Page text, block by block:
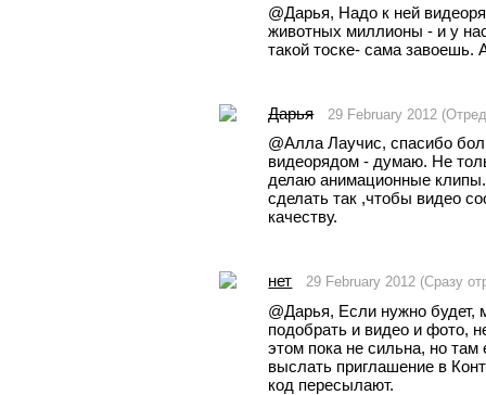
@Дарья, Надо к ней
животных миллионы - и у
такой тоске- сама завоешь.
Дарья 29 February 2012
@Aлла Лаучис, спасибо
видеорядом - думаю. Не
делаю анимационные клипы.
сделать так ,чтобы видео
качеству.
нет 29 February 2012 (Сразу
@Дарья, Если нужно будет,
подобрать и видео и фото,
этом пока не сильна, но
выслать приглашение в
код пересылают.